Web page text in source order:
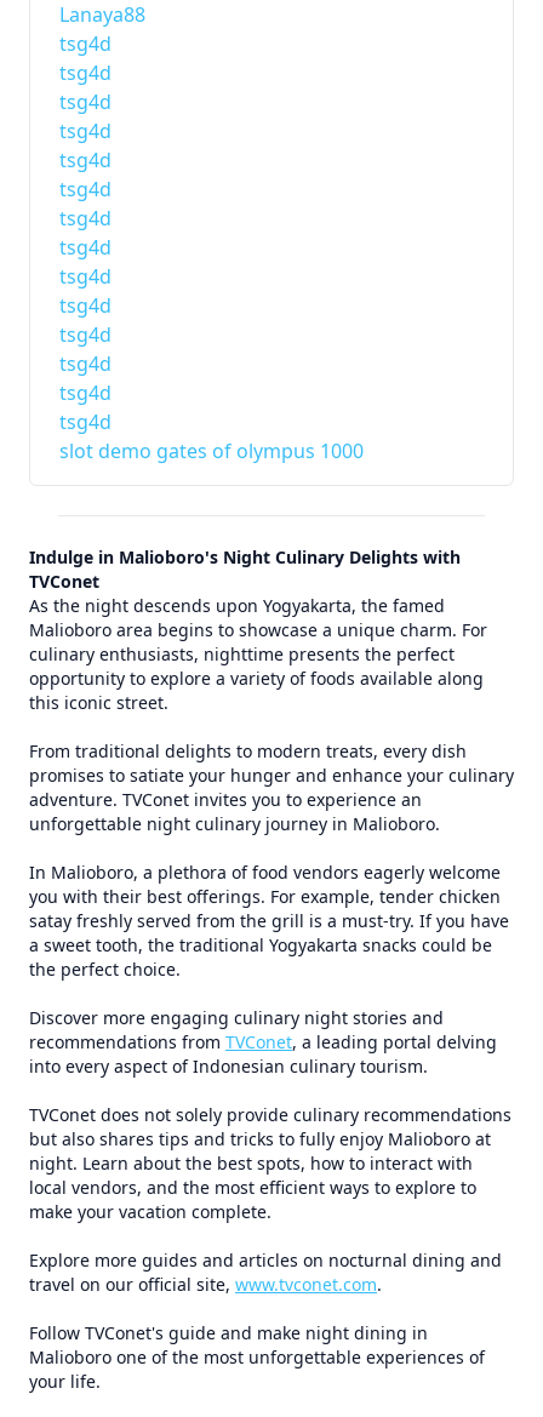
Lanaya88
tsg4d
tsg4d
tsg4d
tsg4d
tsg4d
tsg4d
tsg4d
tsg4d
tsg4d
tsg4d
tsg4d
tsg4d
tsg4d
tsg4d
slot demo gates of olympus 1000
Indulge in Malioboro's Night Culinary Delights with
TVConet
As the night descends upon Yogyakarta, the famed
Malioboro area begins to showcase a unique charm. For
culinary enthusiasts, nighttime presents the perfect
opportunity to explore a variety of foods available along
this iconic street.
From traditional delights to modern treats, every dish
promises to satiate your hunger and enhance your culinary
adventure. TVConet invites you to experience an
unforgettable night culinary journey in Malioboro.
In Malioboro, a plethora of food vendors eagerly welcome
you with their best offerings. For example, tender chicken
satay freshly served from the grill is a must-try. If you have
a sweet tooth, the traditional Yogyakarta snacks could be
the perfect choice.
Discover more engaging culinary night stories and
recommendations from TVConet, a leading portal delving
into every aspect of Indonesian culinary tourism.
TVConet does not solely provide culinary recommendations
but also shares tips and tricks to fully enjoy Malioboro at
night. Learn about the best spots, how to interact with
local vendors, and the most efficient ways to explore to
make your vacation complete.
Explore more guides and articles on nocturnal dining and
travel on our official site, www.tvconet.com.
Follow TVConet's guide and make night dining in
Malioboro one of the most unforgettable experiences of
your life.